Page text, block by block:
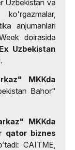
Uzbekistan va
anjumanlari
doirasida
Uzbekistan
MKKda
Bahor"
MKKda
qator biznes
CAITME,